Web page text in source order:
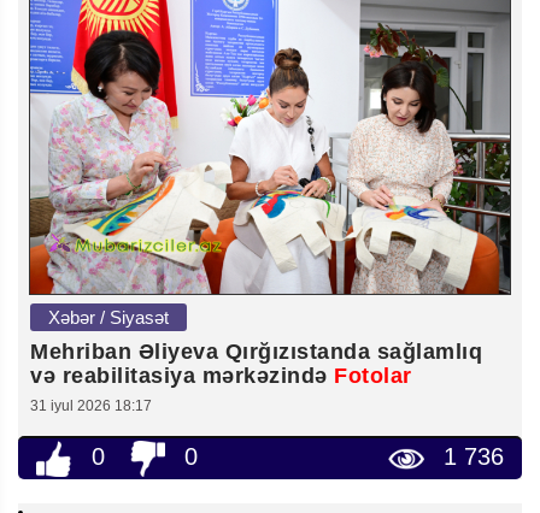
Xəbər / Siyasət
Mehriban Əliyeva Qırğızıstanda sağlamlıq
və reabilitasiya mərkəzində Fotolar
31 iyul 2026 18:17
0 0 1 736